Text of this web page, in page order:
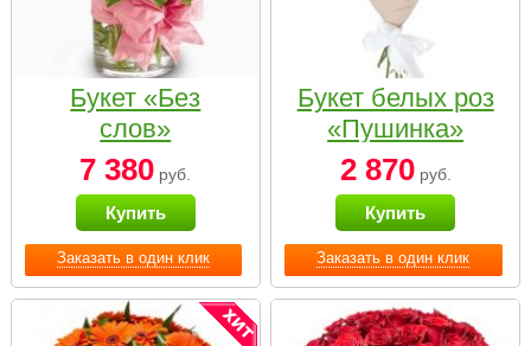
Заказать в один клик
Букет «Без
слов»
7 380 руб.
Купить
Заказать в один клик
Букет белых роз
«Пушинка»
2 870руб.
Купить